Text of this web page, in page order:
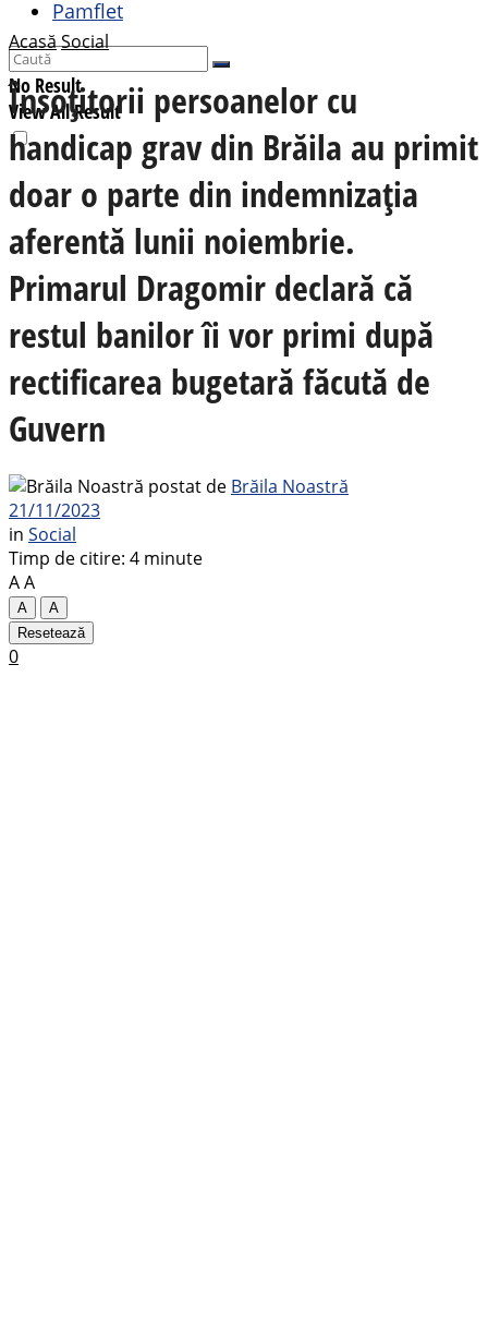
Pamflet
No Result
View All Result
AcasăSocial
Însoțitorii persoanelor cu
handicap grav din Brăila au primit
doar o parte din indemnizația
aferentă lunii noiembrie.
Primarul Dragomir declară că
restul banilor îi vor primi după
rectificarea bugetară făcută de
Guvern
postat de Brăila Noastră
21/11/2023
in Social
Timp de citire: 4 minute
AA
A
A
Resetează
0